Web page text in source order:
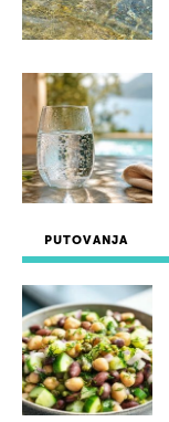
PUTOVANJA